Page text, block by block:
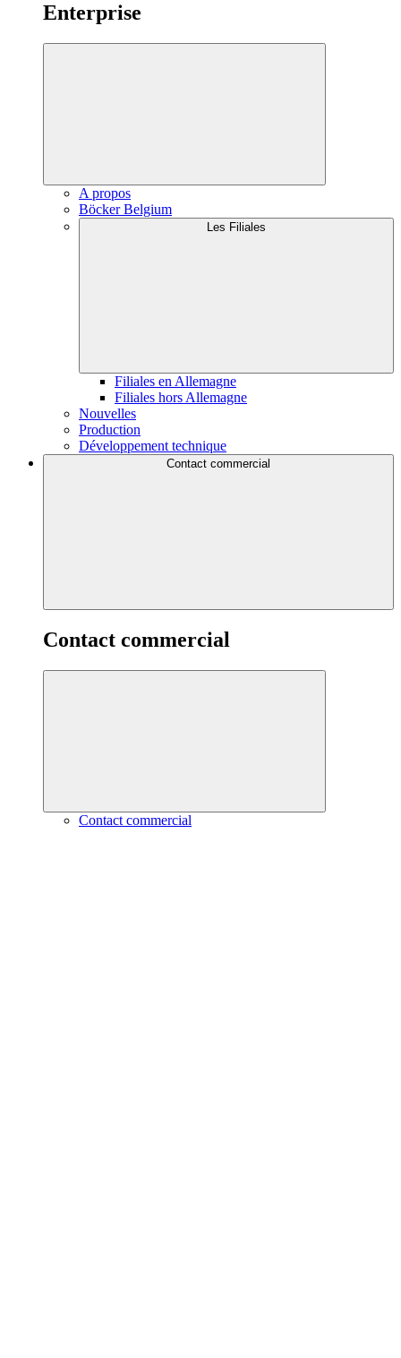
Enterprise
A propos
Böcker Belgium
Les Filiales
Filiales en Allemagne
Filiales hors Allemagne
Nouvelles
Production
Développement technique
Contact commercial
Contact commercial
Contact commercial